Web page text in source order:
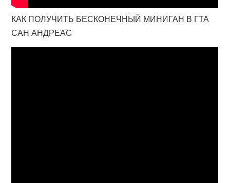
КАК ПОЛУЧИТЬ БЕСКОНЕЧНЫЙ МИНИГАН В ГТА
САН АНДРЕАС